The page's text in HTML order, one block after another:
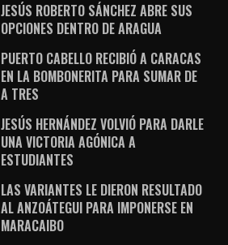
JESÚS ROBERTO SÁNCHEZ ABRE SUS
OPCIONES DENTRO DE ARAGUA
PUERTO CABELLO RECIBIÓ A CARACAS
EN LA BOMBONERITA PARA SUMAR DE
A TRES
JESÚS HERNÁNDEZ VOLVIÓ PARA DARLE
UNA VICTORIA AGÓNICA A
ESTUDIANTES
LAS VARIANTES LE DIERON RESULTADO
AL ANZOÁTEGUI PARA IMPONERSE EN
MARACAIBO